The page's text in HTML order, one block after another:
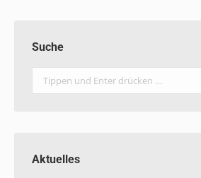
Suche
Aktuelles